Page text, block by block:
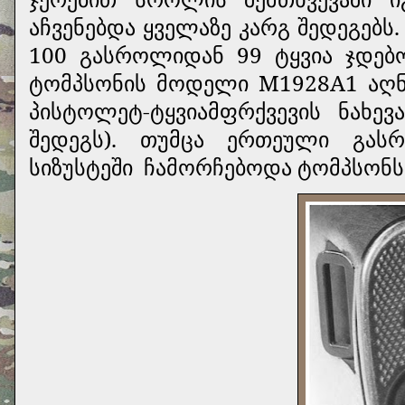
აჩვენებდა ყველაზე კარგ
100 გასროლიდან 99 ტყვია
ტომპსონის მოდელი M1928A1
პისტოლეტ-ტყვიამფრქვევის
შედეგს). თუმცა ერთეული
სიზუსტეში ჩამორჩებოდა